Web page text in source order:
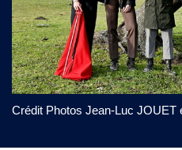
Crédit Photos Jean-Luc JOUET